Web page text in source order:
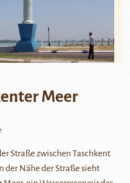
Meer
Straße zwischen Taschkent
der Nähe der Straße sieht